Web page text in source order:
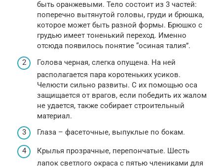
быть оранжевыми. Тело состоит из 3 частей:
поперечно вытянутой головы, груди и брюшка,
которое может быть разной формы. Брюшко с
грудью имеет тоненький переход. Именно
отсюда появилось понятие “осиная талия”.
Голова черная, слегка опущена. На ней
располагается пара коротеньких усиков.
Челюсти сильно развиты. С их помощью оса
защищается от врагов, если победить их жалом
не удается, также собирает строительный
материал.
Глаза – фасеточные, выпуклые по бокам.
Крылья прозрачные, перепончатые. Шесть
лапок светлого окраса с пятью члениками для